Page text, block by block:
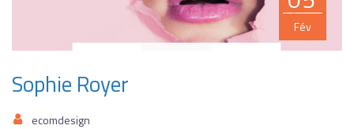
Fév
Sophie Royer
ecomdesign